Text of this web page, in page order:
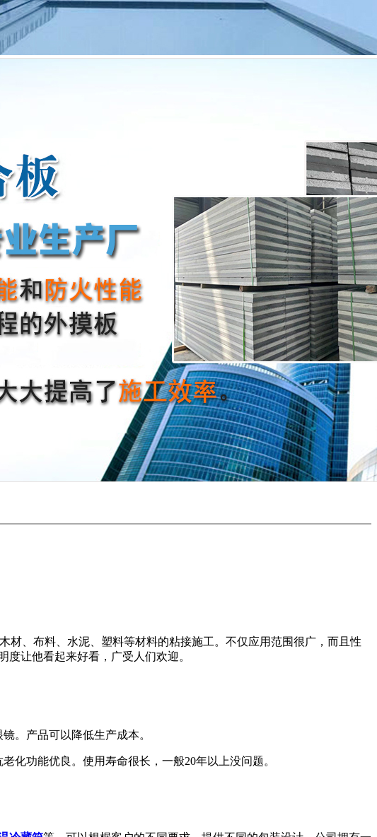
材、布料、水泥、塑料等材料的粘接施工。不仅应用范围很广，而且性
让他看起来好看，广受人们欢迎。
。产品可以降低生产成本。
化功能优良。使用寿命很长，一般20年以上没问题。